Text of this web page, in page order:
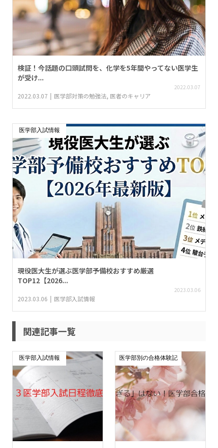
検証！今話題の口頭試問を、化学を5年間やってない医学生
が受け...
2022.03.07
2022.03.07 医学部対策の勉強法, 医者のキャリア
医学部入試情報
現役医大生が選ぶ医学部予備校おすすめ厳選
TOP12【2026...
2023.03.06
2023.03.06 医学部入試情報
関連記事一覧
医学部入試情報 医学部別の合格体験記